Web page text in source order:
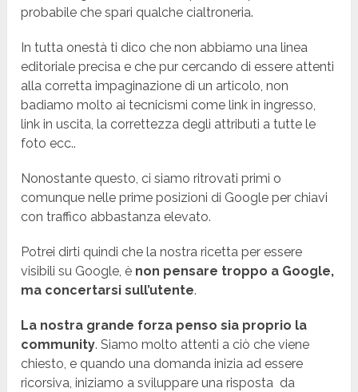
probabile che spari qualche cialtroneria.
In tutta onestà ti dico che non abbiamo una linea
editoriale precisa e che pur cercando di essere attenti
alla corretta impaginazione di un articolo, non
badiamo molto ai tecnicismi come link in ingresso,
link in uscita, la correttezza degli attributi a tutte le
foto ecc..
Nonostante questo, ci siamo ritrovati primi o
comunque nelle prime posizioni di Google per chiavi
con traffico abbastanza elevato.
Potrei dirti quindi che la nostra ricetta per essere
visibili su Google, è non pensare troppo a Google,
ma concertarsi sull’utente.
La nostra grande forza penso sia proprio la
community. Siamo molto attenti a ciò che viene
chiesto, e quando una domanda inizia ad essere
ricorsiva, iniziamo a sviluppare una risposta da